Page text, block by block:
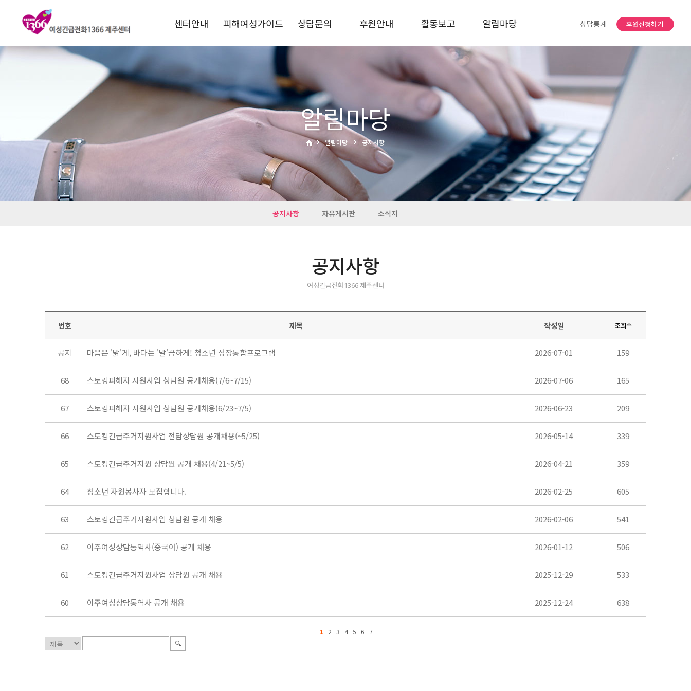
상담통계 후원신청하기
센터안내
1366소개
운영목적
연혁
비전 및 핵심과제
전국1366현황
찾아오시는길
피해여성가이드
교제폭력
성폭력·성희롱
성매매·성착취
디지털성범죄
관련기관
상담문의
비공개상담
자주하는질문
후원안내
후원신청
후원금사용결과
활동보고
상담통계
사업보고
활동사진
알림마당
공지사항
자유게시판
소식지
알림마당
알림마당 공지사항
공지사항 자유게시판 소식지
공지사항
여성긴급전화1366 제주센터
번호 제목 작성일 조회수
공지 마음은 '맑'게, 바다는 '말'끔하게! 청소년 성장통합프로그램 2026-07-01 159
68 스토킹피해자 지원사업 상담원 공개채용(7/6~7/15) 2026-07-06 165
67 스토킹피해자 지원사업 상담원 공개채용(6/23~7/5) 2026-06-23 209
66 스토킹긴급주거지원사업 전담상담원 공개채용(~5/25) 2026-05-14 339
65 스토킹긴급주거지원 상담원 공개 채용(4/21~5/5) 2026-04-21 359
64 청소년 자원봉사자 모집합니다. 2026-02-25 605
63 스토킹긴급주거지원사업 상담원 공개 채용 2026-02-06 541
62 이주여성상담통역사(중국어) 공개 채용 2026-01-12 506
61 스토킹긴급주거지원사업 상담원 공개 채용 2025-12-29 533
60 이주여성상담통역사 공개 채용 2025-12-24 638
1 2 3 4 5 6 7